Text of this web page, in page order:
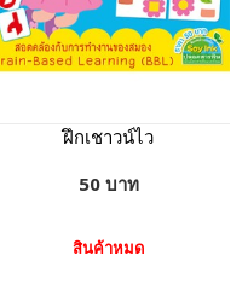
ฝึกเชาวน์ไว
50 บาท
สินค้าหมด